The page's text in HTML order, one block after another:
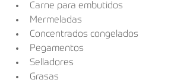
Carne para embutidos
Mermeladas
Concentrados congelados
Pegamentos
Selladores
Grasas